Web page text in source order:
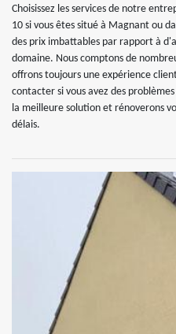
Choisissez les services de notre
10 si vous êtes situé à Magnant ou
des prix imbattables par rapport à
domaine. Nous comptons de
offrons toujours une expérience
contacter si vous avez des
la meilleure solution et rénoverons
délais.